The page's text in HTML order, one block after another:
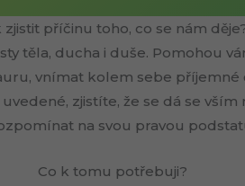
zjistit příčinu toho, co se nám
těla, ducha i duše. Pomohou
vnímat kolem sebe
zjistíte, že se dá se
na svou pravou
Co k tomu potřebuji?